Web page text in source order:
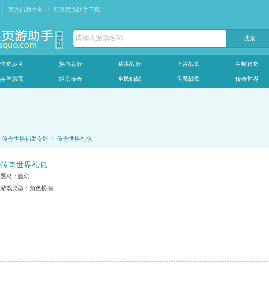
页游辅助大全 新浪页游助手下载
请输入游戏名称...
传奇岁月 热血战歌 裁决战歌 上古战歌 白蛇传奇
异兽洪荒 维京传奇 全民仙战 伏魔战歌 传奇世界
传奇世界辅助专区 > 传奇世界礼包
传奇世界礼包
题材： 魔幻
游戏类型： 角色扮演